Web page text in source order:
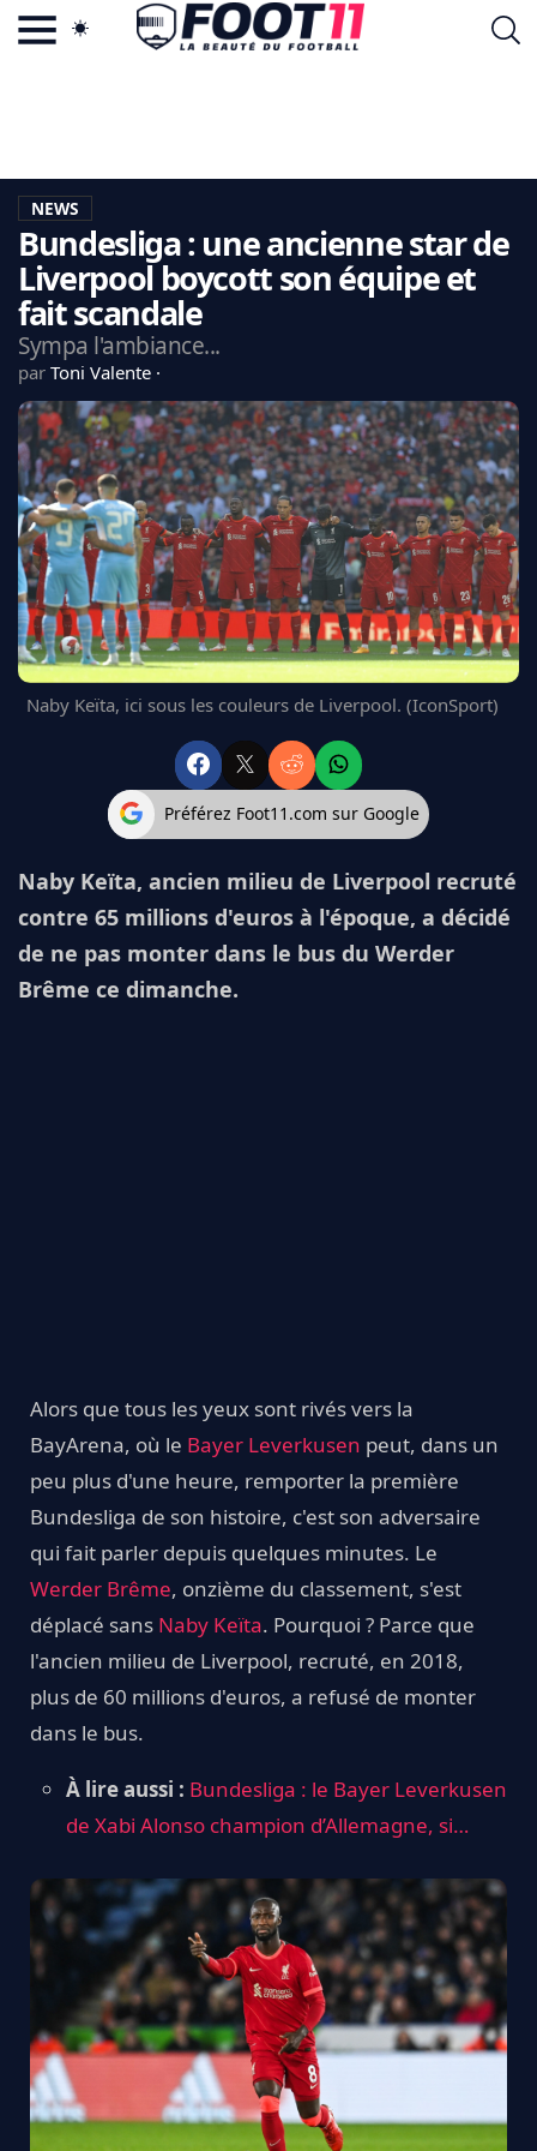
LA CHARTE
VIE PRIVÉE
CGU
CONTACTEZ-NOUS
CDM 2026
EDF
PSG
LIGUE 1
REAL MADRID
FC BARCELONE
MANCHESTER UNITED
CHELSEA
ARSENAL
BAYERN
L'AVIS DE LA RÉDAC'
NEWS
Bundesliga : une ancienne star de
Liverpool boycott son équipe et
fait scandale
Sympa l'ambiance...
par Toni Valente
Naby Keïta, ici sous les couleurs de Liverpool. (IconSport)
Préférez Foot11.com sur Google
Naby Keïta, ancien milieu de Liverpool recruté
contre 65 millions d'euros à l'époque, a décidé
de ne pas monter dans le bus du Werder
Brême ce dimanche.
Alors que tous les yeux sont rivés vers la
BayArena, où le Bayer Leverkusen peut, dans un
peu plus d'une heure, remporter la première
Bundesliga de son histoire, c'est son adversaire
qui fait parler depuis quelques minutes. Le
Werder Brême, onzième du classement, s'est
déplacé sans Naby Keïta. Pourquoi ? Parce que
l'ancien milieu de Liverpool, recruté, en 2018,
plus de 60 millions d'euros, a refusé de monter
dans le bus.
À lire aussi : Bundesliga : le Bayer Leverkusen
de Xabi Alonso champion d’Allemagne, si…